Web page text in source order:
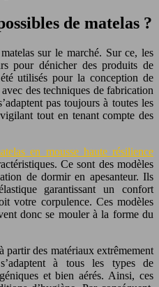
de matelas ?
sur le marché. Sur ce, les
pour dénicher des produits de
utilisés pour la conception de
des techniques de fabrication
pas toujours à toutes les
tout en tenant compte des
en mousse haute résilience
Ce sont des modèles
de dormir en apesanteur. Ils
garantissant un confort
votre corpulence. Ces modèles
donc se mouler à la forme du
partir des matériaux extrêmement
à tous les types de
et bien aérés. Ainsi, ces